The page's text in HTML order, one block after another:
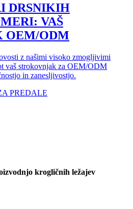
DRSNIKIH
VAŠ
OEM/ODM
z našimi visoko zmogljivimi
vaš strokovnjak za OEM/ODM
in zanesljivostjo.
PREDALE
krogličnih ležajev